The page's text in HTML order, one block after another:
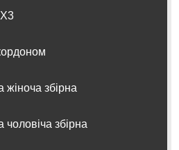
жіноча збірна
чоловіча збірна